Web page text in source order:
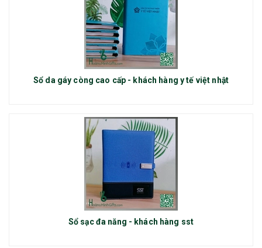
Sổ da gáy còng cao cấp - khách hàng y tế việt nhật
Sổ sạc đa năng - khách hàng sst